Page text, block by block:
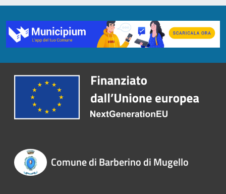
Comune di Barberino di Mugello